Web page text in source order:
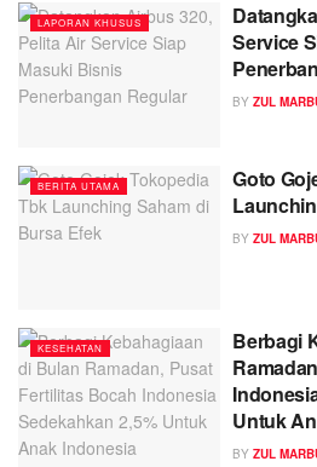
LAPORAN KHUSUS
Service
BY ZUL
BERITA UTAMA
Goto
BY ZUL
KESEHATAN
Berbagi
Untuk
BY ZUL